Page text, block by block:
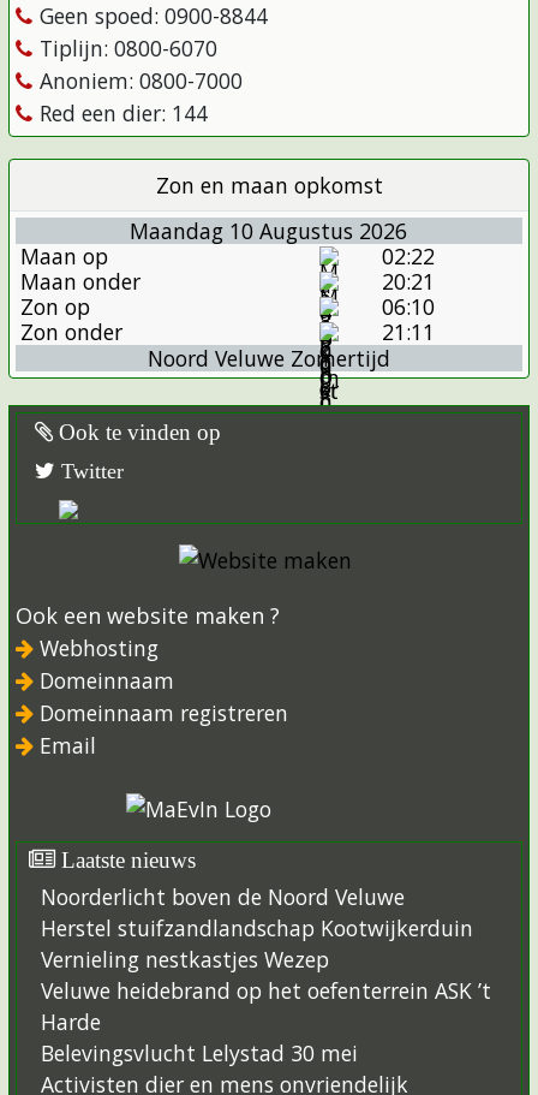
Geen spoed: 0900-8844
Tiplijn: 0800-6070
Anoniem: 0800-7000
Red een dier: 144
Zon en maan opkomst
Maandag 10 Augustus 2026
Maan op
02:22
Maan onder
20:21
Zon op
06:10
Zon onder
21:11
Noord Veluwe Zomertijd
Ook te vinden op
Twitter
Ook een website maken ?
Webhosting
Domeinnaam
Domeinnaam registreren
Email
Laatste nieuws
Noorderlicht boven de Noord Veluwe
Herstel stuifzandlandschap Kootwijkerduin
Vernieling nestkastjes Wezep
Veluwe heidebrand op het oefenterrein ASK ’t
Harde
Belevingsvlucht Lelystad 30 mei
Activisten dier en mens onvriendelijk